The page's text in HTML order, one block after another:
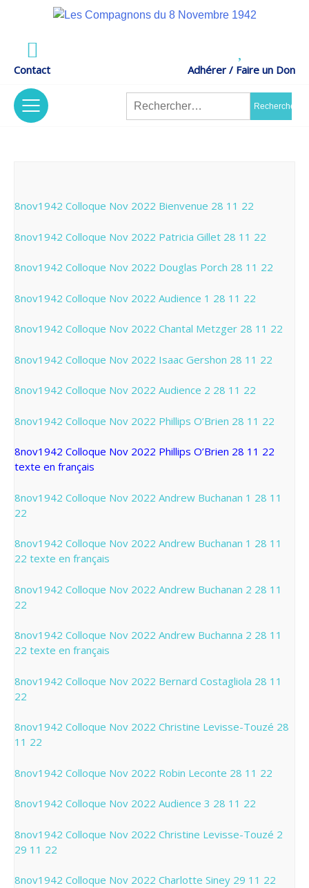
content
Contact
Adhérer / Faire un Don
/The Association
Nos Projets
/Code Of Ethics
Contrat
D’engagement
Républicain
Rechercher :
8nov1942 Colloque Nov 2022 Bienvenue 28 11 22
8nov1942 Colloque Nov 2022 Patricia Gillet 28 11 22
8nov1942 Colloque Nov 2022 Douglas Porch 28 11 22
8nov1942 Colloque Nov 2022 Audience 1 28 11 22
8nov1942 Colloque Nov 2022 Chantal Metzger 28 11 22
8nov1942 Colloque Nov 2022 Isaac Gershon 28 11 22
8nov1942 Colloque Nov 2022 Audience 2 28 11 22
8nov1942 Colloque Nov 2022 Phillips O’Brien 28 11 22
8nov1942 Colloque Nov 2022 Phillips O’Brien 28 11 22
texte en français
8nov1942 Colloque Nov 2022 Andrew Buchanan 1 28 11
22
8nov1942 Colloque Nov 2022 Andrew Buchanan 1 28 11
22 texte en français
8nov1942 Colloque Nov 2022 Andrew Buchanan 2 28 11
22
8nov1942 Colloque Nov 2022 Andrew Buchanna 2 28 11
22 texte en français
8nov1942 Colloque Nov 2022 Bernard Costagliola 28 11
22
8nov1942 Colloque Nov 2022 Christine Levisse-Touzé 28
11 22
8nov1942 Colloque Nov 2022 Robin Leconte 28 11 22
8nov1942 Colloque Nov 2022 Audience 3 28 11 22
8nov1942 Colloque Nov 2022 Christine Levisse-Touzé 2
29 11 22
8nov1942 Colloque Nov 2022 Charlotte Siney 29 11 22